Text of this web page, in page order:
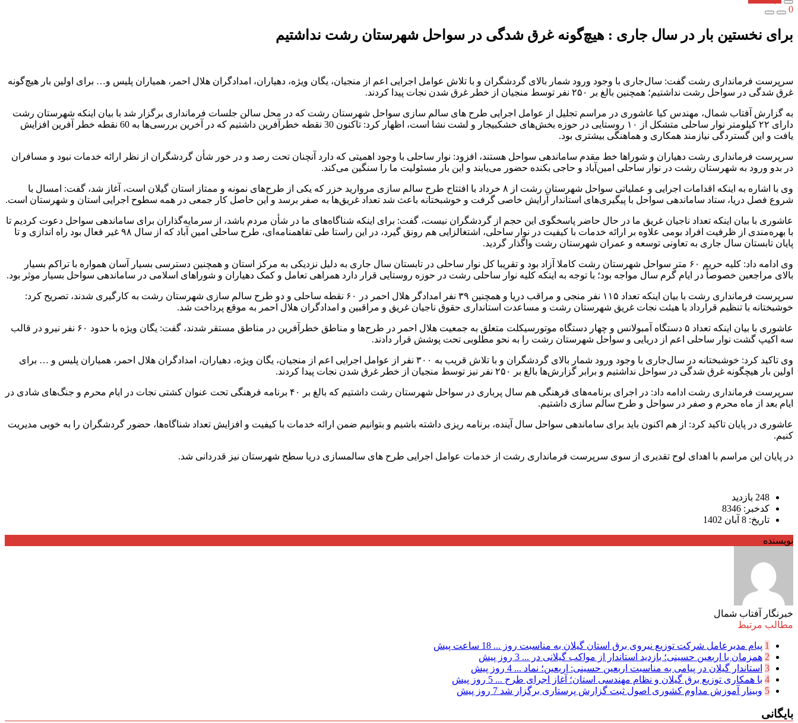
0
برای نخستین بار در سال جاری : هیچ‌گونه غرق شدگی در سواحل شهرستان رشت نداشتیم
سرپرست فرمانداری رشت گفت: سال‌جاری با وجود ورود شمار بالای گردشگران و با تلاش عوامل اجرایی اعم از منجیان، یگان ویژه، دهیاران، امدادگران هلال احمر، همیاران پلیس و… برای اولین بار هیچ‌گونه
غرق شدگی در سواحل رشت نداشتیم؛ همچنین بالغ بر ۲۵۰ نفر توسط منجیان از خطر غرق شدن نجات پیدا کردند.
به گزارش آفتاب شمال، مهندس کیا عاشوری در مراسم تجلیل از عوامل اجرایی طرح های سالم سازی سواحل شهرستان رشت که در محل سالن جلسات فرمانداری برگزار شد با بیان اینکه شهرستان رشت
دارای ۲۲ کیلومتر نوار ساحلی متشکل از ۱۰ روستایی در حوزه بخش‌های خشکبیجار و لشت نشا است، اظهار کرد: تاکنون 30 نقطه خطرآفرین داشتیم که در آخرین بررسی‌ها به 60 نقطه خطر آفرین افزایش
یافت و این گستردگی نیازمند همکاری و هماهنگی بیشتری بود.
سرپرست فرمانداری رشت دهیاران و شوراها خط مقدم ساماندهی سواحل هستند، افزود: نوار ساحلی با وجود اهمیتی که دارد آنچنان تحت رصد و در خور شأن گردشگران از نظر ارائه خدمات نبود و مسافران
در بدو ورود به شهرستان رشت در نوار ساحلی امین‌آباد و حاجی بکنده حضور می‌یابند و این بار مسئولیت ما را سنگین می‌کند.
وی با اشاره به اینکه اقدامات اجرایی و عملیاتی سواحل شهرستان رشت از ۸ خرداد با افتتاح طرح سالم سازی مروارید خزر که یکی از طرح‌های نمونه و ممتاز استان گیلان است، آغاز شد، گفت: امسال با
شروع فصل دریا، ستاد ساماندهی سواحل با پیگیری‌های استاندار آرایش خاصی گرفت و خوشبختانه باعث شد تعداد غریق‌ها به صفر برسد و این حاصل کار جمعی در همه سطوح اجرایی استان و شهرستان است.
عاشوری با بیان اینکه تعداد ناجیان غریق ما در حال حاضر پاسخگوی این حجم از گردشگران نیست، گفت: برای اینکه شناگاه‌های ما در شأن مردم باشد، از سرمایه‌گذاران برای ساماندهی سواحل دعوت کردیم تا
با بهره‌مندی از ظرفیت افراد بومی علاوه ‌بر ارائه خدمات با کیفیت در نوار ساحلی، اشتغالزایی هم رونق گیرد، در این راستا طی تفاهمنامه‌ای، طرح ساحلی امین آباد که از سال ۹۸ غیر فعال بود راه اندازی و تا
پایان تابستان سال جاری به تعاونی توسعه و عمران شهرستان رشت واگذار گردید.
وی ادامه داد: کلیه حریم ۶۰ متر سواحل شهرستان رشت کاملا آزاد بود و تقریبا کل نوار ساحلی در تابستان سال جاری به دلیل نزدیکی به مرکز استان و همچنین دسترسی بسیار آسان همواره با تراکم بسیار
بالای مراجعین خصوصاً در ایام گرم سال مواجه بود؛ با توجه به اینکه کلیه نوار ساحلی رشت در حوزه روستایی قرار دارد همراهی تعامل و کمک دهیاران و شوراهای اسلامی در ساماندهی سواحل بسیار موثر بود.
سرپرست فرمانداری رشت با بیان اینکه تعداد ۱۱۵ نفر منجی و مراقب دریا و همچنین ۳۹ نفر امدادگر هلال احمر در ۶۰ نقطه ساحلی و دو طرح سالم سازی شهرستان رشت به کارگیری شدند، تصریح کرد:
خوشبختانه با تنظیم قرارداد با هیئت نجات غریق شهرستان رشت و مساعدت استانداری حقوق ناجیان غریق و مراقبین و امدادگران هلال احمر به موقع پرداخت شد.
عاشوری با بیان اینکه تعداد ۵ دستگاه آمبولانس و چهار دستگاه موتورسیکلت متعلق به جمعیت هلال احمر در طرح‌ها و مناطق خطرآفرین در مناطق مستقر شدند، گفت: یگان ویژه با حدود ۶۰ نفر نیرو در قالب
سه اکیپ گشت نوار ساحلی اعم از دریایی و سواحل شهرستان رشت را به نحو مطلوبی تحت پوشش قرار دادند.
وی تاکید کرد: خوشبختانه در سال‌جاری با وجود ورود شمار بالای گردشگران و با تلاش قریب به ۳۰۰ نفر از عوامل اجرایی اعم از منجیان، یگان ویژه، دهیاران، امدادگران هلال احمر، همیاران پلیس و … برای
اولین بار هیچگونه غرق شدگی در سواحل نداشتیم و برابر گزارش‌ها بالغ بر ۲۵۰ نفر نیز توسط منجیان از خطر غرق شدن نجات پیدا کردند.
سرپرست فرمانداری رشت ادامه داد: در اجرای برنامه‌های فرهنگی هم سال پرباری در سواحل شهرستان رشت داشتیم که بالغ بر ۴۰ برنامه فرهنگی تحت عنوان کشتی نجات در ایام محرم و جنگ‌های شادی در
ایام بعد از ماه محرم و صفر در سواحل و طرح سالم سازی داشتیم.
عاشوری در پایان تاکید کرد: از هم اکنون باید برای ساماندهی سواحل سال آینده، برنامه ریزی داشته باشیم و بتوانیم ضمن ارائه خدمات با کیفیت و افزایش تعداد شناگاه‌ها، حضور گردشگران را به خوبی مدیریت
کنیم.
در پایان این مراسم با اهدای لوح تقدیری از سوی سرپرست فرمانداری رشت از خدمات عوامل اجرایی طرح های سالمسازی دریا سطح شهرستان نیز قدردانی شد.
248 بازدید
کدخبر: 8346
تاریخ: 8 آبان 1402
نویسنده
خبرنگار آفتاب شمال
مطالب مرتبط
1 پیام مدیرعامل شركت توزیع نیروی برق استان گیلان به مناسبت روز ... 18 ساعت پیش
2 همزمان با اربعین حسینی؛ بازدید استاندار از مواکب گیلانی در ... 3 روز پیش
3 استاندار گیلان در پیامی به مناسبت اربعین حسینی: اربعین؛ نماد ... 4 روز پیش
4 با همکاری توزیع برق گیلان و نظام مهندسی استان؛ آغاز اجرای طرح ... 5 روز پیش
5 وبینار آموزش مداوم کشوری اصول ثبت گزارش پرستاری برگزار شد 7 روز پیش
بایگانی